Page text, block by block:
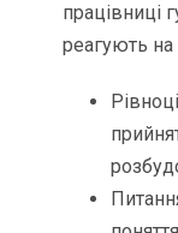
працівниці
реагують